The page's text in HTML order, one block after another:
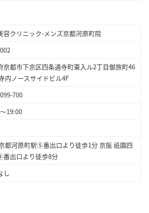
容クリニック-メンズ京都河原町院
京都市下京区四条通寺町東入ル2丁目御旅町46
内ノースサイドビル4F
700
19:00
都河原町駅⑤番出口より徒歩1分 京阪 祇園四
出口より徒歩8分
し